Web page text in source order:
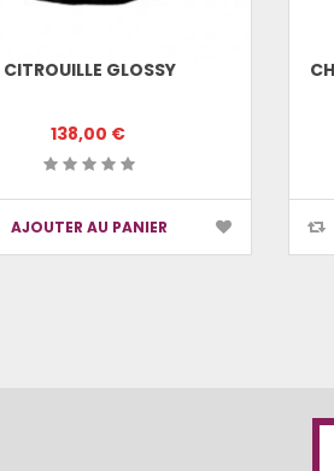
CITROUILLE GLOSSY
138,00 €
AJOUTER AU PANIER